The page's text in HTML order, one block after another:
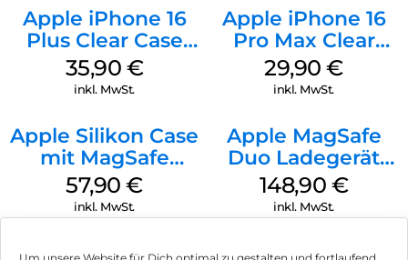
Apple iPhone 16
Plus Clear Case
MagSafe
Transparent
35,90 €
inkl. MwSt.
Apple iPhone 16
Pro Max Clear
Case MagSafe
Transparent
29,90€
inkl. MwSt.
Apple Silikon Case
mit MagSafe
iPhone 14 Pro
(PRODUCT)RED
57,90€
inkl. MwSt.
Apple MagSafe
Duo Ladegerät
Weiß
148,90 €
inkl. MwSt.